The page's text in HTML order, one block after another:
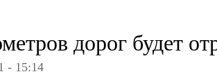
дорог будет
- 15:14